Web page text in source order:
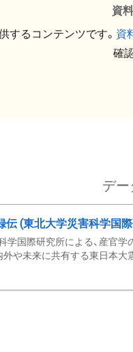
資
するコンテンツです。 資
確
デ
伝 (東北大学災害科学国
学国際研究所による、産官学
外や未来に共有する東日本大